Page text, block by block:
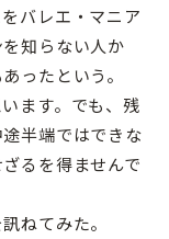
バレエ・マニア
知らない人か
ったという。
ます。でも、残
半端ではできな
るを得ませんで
ねてみた。